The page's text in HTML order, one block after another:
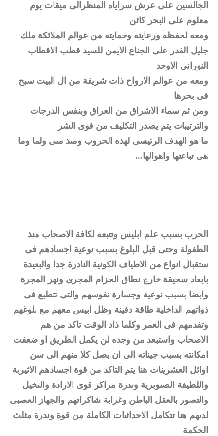
الجالسين على عرش سراياه المنظرالى ميقات يوم
معلوم على البحر كائن
ومعه لحفظه ورعايته وحمايته من عوالم الملائكة ملك
جليل القدر على الجناع الايمن للسيد قطب الاقطاب
النورانى الاوحد
ومعه من عوالم الارواح ذات شريفة من ال البيت سبح
فى بحرها
ومن ثم سماء الاشراق من العراق وبنفس الدرجات
والترتيبات يتم يصدر التكليف من قوى الشر
ما هو الهدف الرئيسى لهذه الحروب ومنذ متى ولما وما
هى تباعتها واهوالها...
الحرب بسبب علم ابليس وتتبعه لكافة الاصحاب منذ
الطفولة وحتى قبل البلوغ بسبب نوعية اجسادهم فى
ستقبال انواع من الاطياف الكونية النادرة جدا والبعيدة
بابعاد سحيقة خارج نطاق الحزام المجرى ونهر المجرة
وايضا بسبب نوعية وجسارة نفوسهم والتى تتطبع فى
ذواتهم الداخلية طاقة دفينة وظل ابيس معهم مع بلوغهم
وتقدمهم فى العمر وكلما ذاد الوقت تاكد من هم
الاصحاب واستبعد من وجده لن يكمل الطريق او ضعفت
امكانته بسبب جيناته الى ان يصل كلا منهم الى سن
اوائل العشرينات هنا يتم التاكد من قوة اجسادهم الاثيرية
واللطيفة الصنوبرية وندرة مراكز قوى الارادة والتخيل
والتصور بالعقل الباطن وغرابة شاكراتهم والجهاز العصبى
لديهم هنا تتكامل الاحداثيات الكاملة من قوة وندرة مثلث
الحكمة